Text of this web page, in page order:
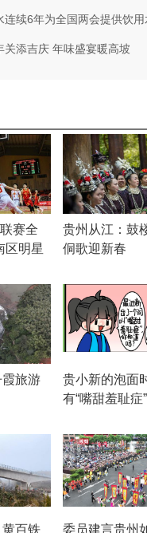
连续6年为全国两会提供饮
关添吉庆 年味盛宴暖高坡
赛全
区明星
贵州从江：鼓
侗歌迎新春
旅游
贵小新的泡面
有“嘴甜羞耻症
百铁
委员建言贵州